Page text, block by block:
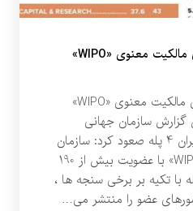
طبق گزارش سازمان جهانی مالکیت معنوی «WIPO»
طبق گزارش سازمان جهانی مالکیت معنوی «WIPO»
طبق گزارش سازمان جهانی
مالکیت معنوی «WIPO» ایران 4 پله صعود کرد: سازمان
جهانی مالکیت معنوی «WIPO» با عضویت بیش از 190
با تکیه بر برخی سنجه ها ،
عضو را منتشر می…